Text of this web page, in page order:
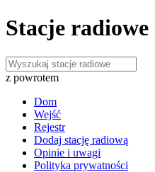
Stacje
z powrotem
Dom
Wejść
Rejestr
Dodaj stację radiową
Opinie i uwagi
Polityka prywatności